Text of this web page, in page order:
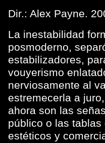
Dir.: Alex Payne.
La inestabilidad
posmoderno,
estabilizadores,
vouyerismo
nerviosamente al
estremecerla a
ahora son las
público o las
estéticos y